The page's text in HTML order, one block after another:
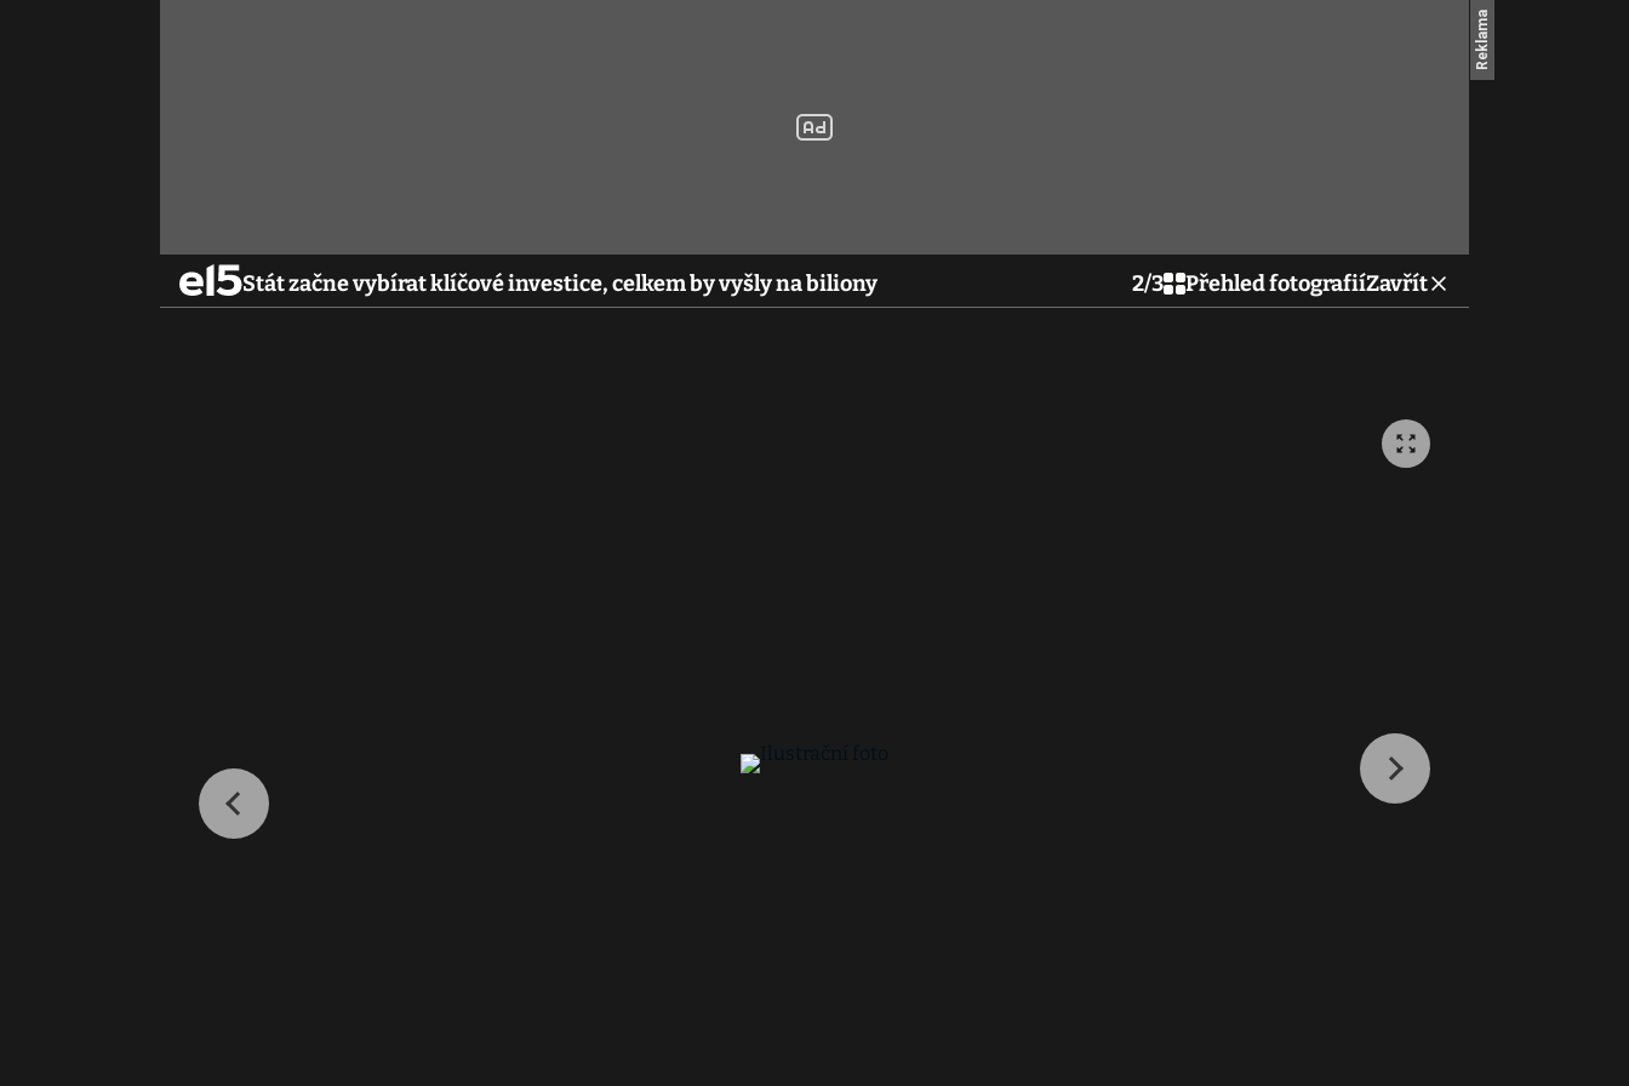
Stát začne vybírat klíčové investice, celkem by vyšly na biliony 2/3 Přehled fotografiíZavřít